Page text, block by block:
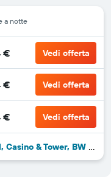
a notte
€ Vedi offerta
€ Vedi offerta
€ Vedi offerta
75 altre offerte per The STRAT Hotel, Casino & Tower, BW Premier Collection